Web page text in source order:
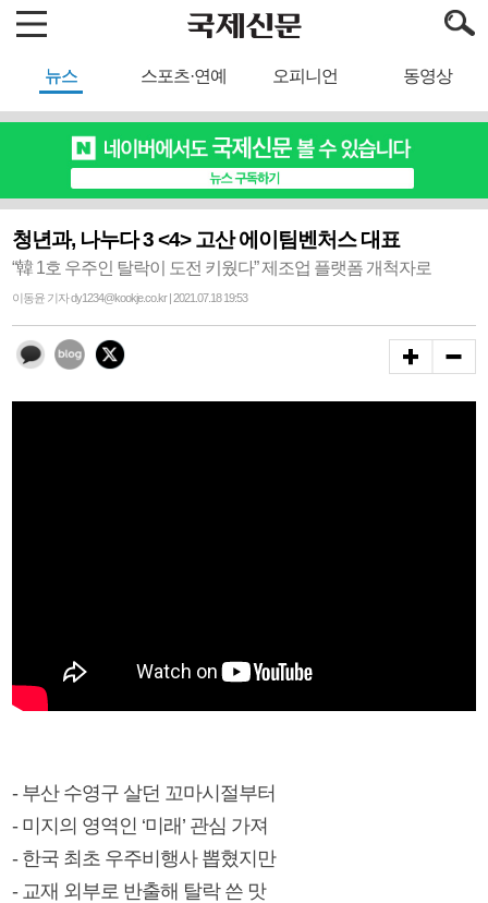
뉴스 스포츠·연예 오피니언 동영상
청년과, 나누다 3 <4> 고산 에이팀벤처스 대표
“韓 1호 우주인 탈락이 도전 키웠다” 제조업 플랫폼 개척자로
이동윤 기자 dy1234@kookje.co.kr | 2021.07.18 19:53
- 부산 수영구 살던 꼬마시절부터
- 미지의 영역인 ‘미래’ 관심 가져
- 한국 최초 우주비행사 뽑혔지만
- 교재 외부로 반출해 탈락 쓴 맛